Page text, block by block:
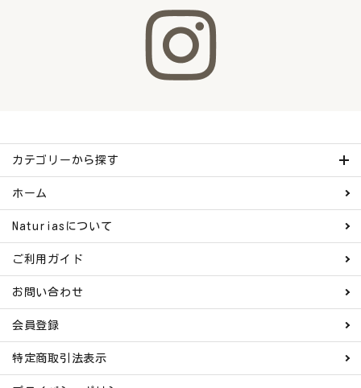
ナチュラプラス
アルマウィン
アルモニベルツ
ご利用ガイド等
アカウント情報
ようこそ ゲスト 様
カテゴリーから探す
ホーム
Naturiasについて
ご利用ガイド
お問い合わせ
会員登録
特定商取引法表示